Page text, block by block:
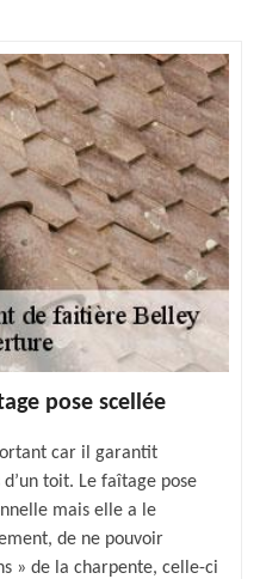
pose scellée
car il garantit
toit. Le faîtage pose
mais elle a le
de ne pouvoir
» de la charpente, celle-ci